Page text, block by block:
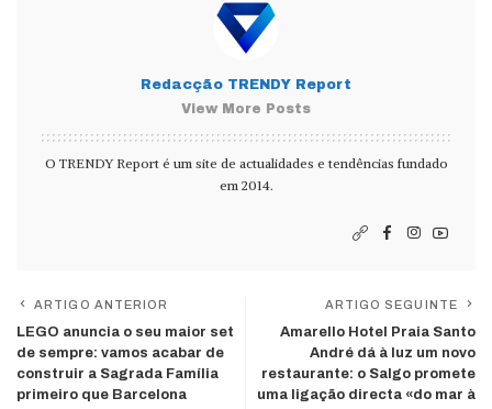
Redacção TRENDY Report
View More Posts
O TRENDY Report é um site de actualidades e tendências fundado
em 2014.
ARTIGO ANTERIOR
LEGO anuncia o seu maior set
de sempre: vamos acabar de
construir a Sagrada Família
primeiro que Barcelona
ARTIGO SEGUINTE
Amarello Hotel Praia Santo
André dá à luz um novo
restaurante: o Salgo promete
uma ligação directa «do mar à